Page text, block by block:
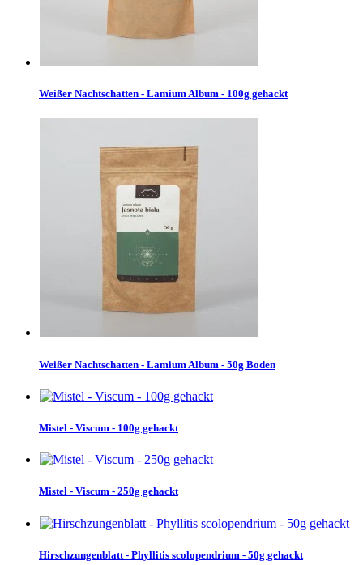
Weißer Nachtschatten - Lamium Album - 100g gehackt
Weißer Nachtschatten - Lamium Album - 50g Boden
Mistel - Viscum - 100g gehackt
Mistel - Viscum - 250g gehackt
Hirschzungenblatt - Phyllitis scolopendrium - 50g gehackt